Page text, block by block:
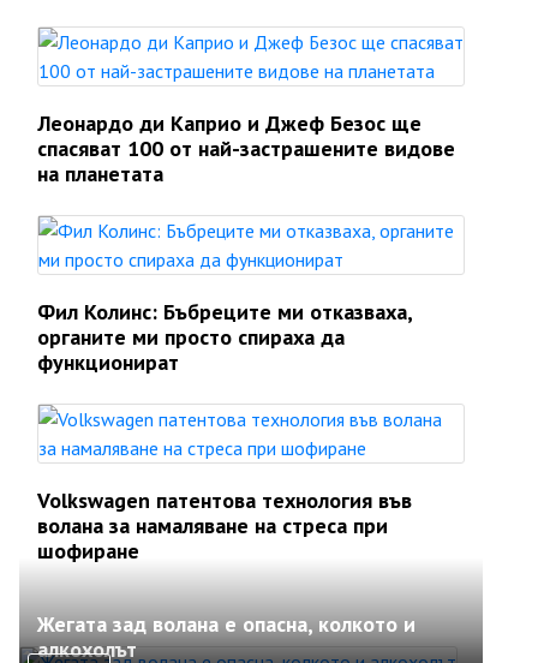
Леонардо ди Каприо и Джеф Безос ще
спасяват 100 от най-застрашените видове
на планетата
Фил Колинс: Бъбреците ми отказваха,
органите ми просто спираха да
функционират
Volkswagen патентова технология във
волана за намаляване на стреса при
шофиране
Жегата зад волана е опасна, колкото и
алкохолът